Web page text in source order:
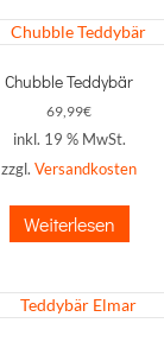
Chubble Teddybär
69,99€
inkl. 19 % MwSt.
zzgl. Versandkosten
Weiterlesen